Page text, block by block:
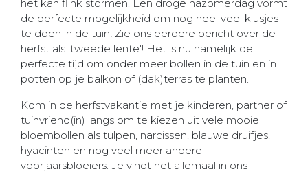
het kan flink stormen. Een droge nazomerdag vormt
de perfecte mogelijkheid om nog heel veel klusjes
te doen in de tuin! Zie ons eerdere bericht over de
herfst als 'tweede lente'! Het is nu namelijk de
perfecte tijd om onder meer bollen in de tuin en in
potten op je balkon of (dak)terras te planten.
Kom in de herfstvakantie met je kinderen, partner of
tuinvriend(in) langs om te kiezen uit vele mooie
bloembollen als tulpen, narcissen, blauwe druifjes,
hyacinten en nog veel meer andere
voorjaarsbloeiers. Je vindt het allemaal in ons